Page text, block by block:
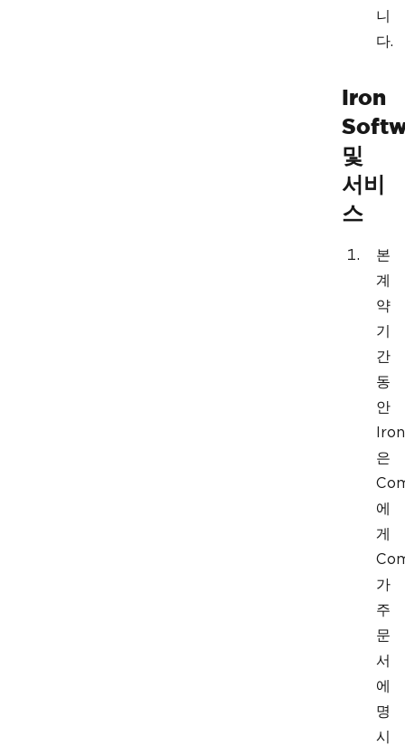
니
다.
Iron
및
서비
스
본
계
약
기
간
동
안
Iron
은
에
게
가
주
문
서
에
명
시